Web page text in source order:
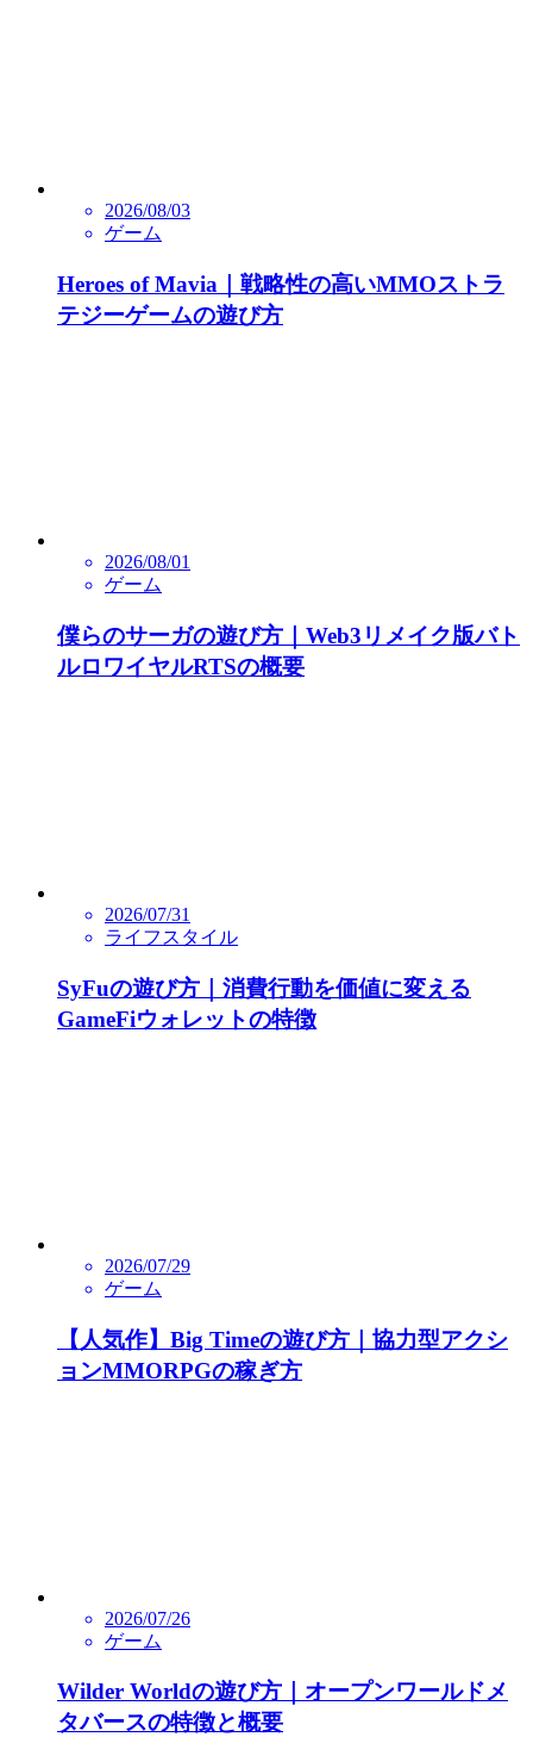
2026/08/03
ゲーム
Heroes of Mavia｜戦略性の高いMMOストラ
テジーゲームの遊び方
2026/08/01
ゲーム
僕らのサーガの遊び方｜Web3リメイク版バト
ルロワイヤルRTSの概要
2026/07/31
ライフスタイル
SyFuの遊び方｜消費行動を価値に変える
GameFiウォレットの特徴
2026/07/29
ゲーム
【人気作】Big Timeの遊び方｜協力型アクシ
ョンMMORPGの稼ぎ方
2026/07/26
ゲーム
Wilder Worldの遊び方｜オープンワールドメ
タバースの特徴と概要